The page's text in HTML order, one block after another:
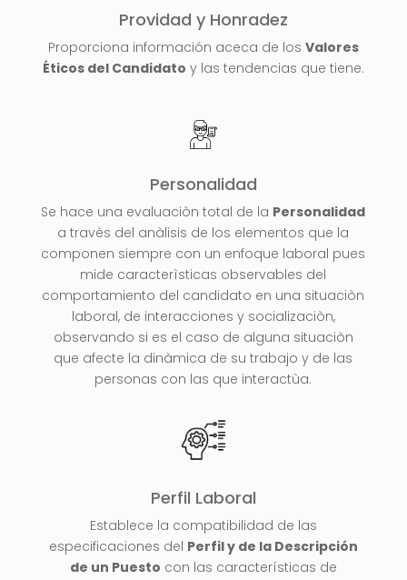
Providad y Honradez
Proporciona información aceca de los Valores
Éticos del Candidato y las tendencias que tiene.
Personalidad
Se hace una evaluaciòn total de la Personalidad
a travès del anàlisis de los elementos que la
componen siempre con un enfoque laboral pues
mide caracterìsticas observables del
comportamiento del candidato en una situaciòn
laboral, de interacciones y socializaciòn,
observando si es el caso de alguna situaciòn
que afecte la dinàmica de su trabajo y de las
personas con las que interactùa.
Perfil Laboral
Establece la compatibilidad de las
especificaciones del Perfil y de la Descripción
de un Puesto con las características de